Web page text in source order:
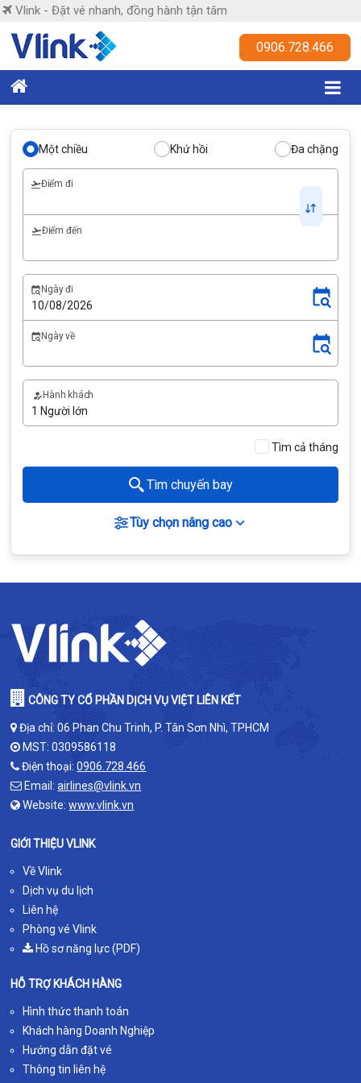
Skip
content
Vlink - Đặt vé nhanh, đồng hành tận tâm
Vlink
nhanh,
đồng
hành
tâm
0906.728.466
Một chiều Khứ hồi Đa chặng
Điểm đi
Điểm đến
Ngày đi
Ngày về
Hành khách
Tìm cả tháng
Tìm chuyến bay
Tùy chọn nâng cao
CÔNG TY CỔ PHẦN DỊCH VỤ VIỆT LIÊN KẾT
Địa chỉ: 06 Phan Chu Trinh, P. Tân Sơn Nhì, TPHCM
MST: 0309586118
Điện thoại:0906.728.466
Email:airlines@vlink.vn
Website:www.vlink.vn
GIỚI THIỆU VLINK
Về Vlink
Dịch vụ du lịch
Liên hệ
Phòng vé Vlink
Hồ sơ năng lực (PDF)
HỖ TRỢ KHÁCH HÀNG
Hình thức thanh toán
Khách hàng Doanh Nghiệp
Hướng dẫn đặt vé
Thông tin liên hệ